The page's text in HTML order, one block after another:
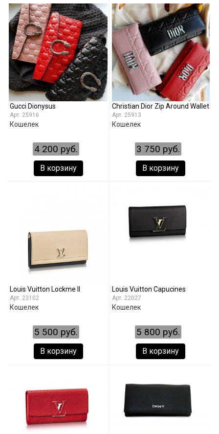
Gucci Dionysus
25916
Кошелек
4 200 руб.
В корзину
Christian Dior Zip Around Wallet
25913
Кошелек
3 750 руб.
В корзину
Louis Vuitton Lockme II
23102
Кошелек
5 500 руб.
В корзину
Louis Vuitton Capucines
22027
Кошелек
5 800 руб.
В корзину